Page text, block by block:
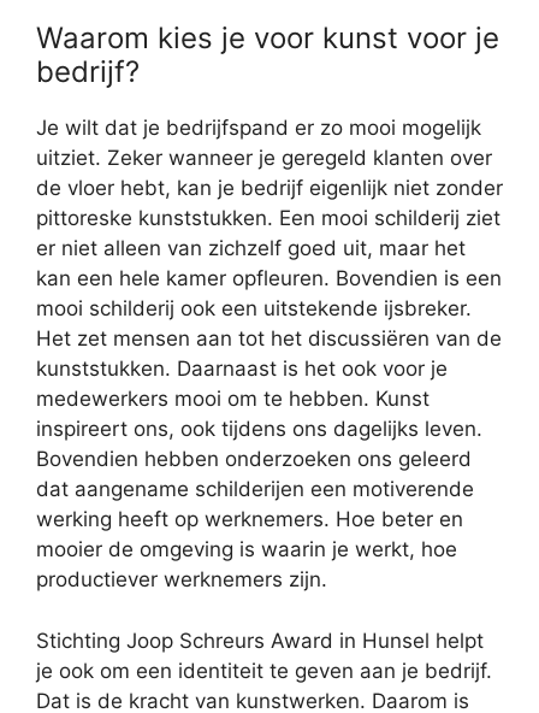
Waarom kies je voor kunst voor je
bedrijf?
Je wilt dat je bedrijfspand er zo mooi mogelijk
uitziet. Zeker wanneer je geregeld klanten over
de vloer hebt, kan je bedrijf eigenlijk niet zonder
pittoreske kunststukken. Een mooi schilderij ziet
er niet alleen van zichzelf goed uit, maar het
kan een hele kamer opfleuren. Bovendien is een
mooi schilderij ook een uitstekende ijsbreker.
Het zet mensen aan tot het discussiëren van de
kunststukken. Daarnaast is het ook voor je
medewerkers mooi om te hebben. Kunst
inspireert ons, ook tijdens ons dagelijks leven.
Bovendien hebben onderzoeken ons geleerd
dat aangename schilderijen een motiverende
werking heeft op werknemers. Hoe beter en
mooier de omgeving is waarin je werkt, hoe
productiever werknemers zijn.
Stichting Joop Schreurs Award in Hunsel helpt
je ook om een identiteit te geven aan je bedrijf.
Dat is de kracht van kunstwerken. Daarom is